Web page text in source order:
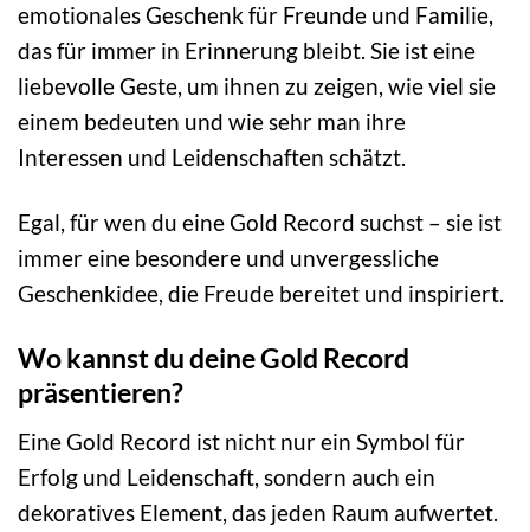
emotionales Geschenk für Freunde und Familie,
das für immer in Erinnerung bleibt. Sie ist eine
liebevolle Geste, um ihnen zu zeigen, wie viel sie
einem bedeuten und wie sehr man ihre
Interessen und Leidenschaften schätzt.
Egal, für wen du eine Gold Record suchst – sie ist
immer eine besondere und unvergessliche
Geschenkidee, die Freude bereitet und inspiriert.
Wo kannst du deine Gold Record
präsentieren?
Eine Gold Record ist nicht nur ein Symbol für
Erfolg und Leidenschaft, sondern auch ein
dekoratives Element, das jeden Raum aufwertet.